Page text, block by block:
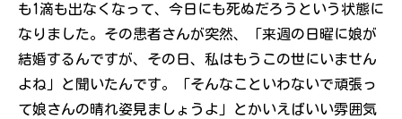
も1滴も出なくなって、今日にも死ぬだろうという状態に
なりました。その患者さんが突然、「来週の日曜に娘が
結婚するんですが、その日、私はもうこの世にいません
よね」と聞いたんです。「そんなこといわないで頑張っ
て娘さんの晴れ姿見ましょうよ」とかいえばいい雰囲気